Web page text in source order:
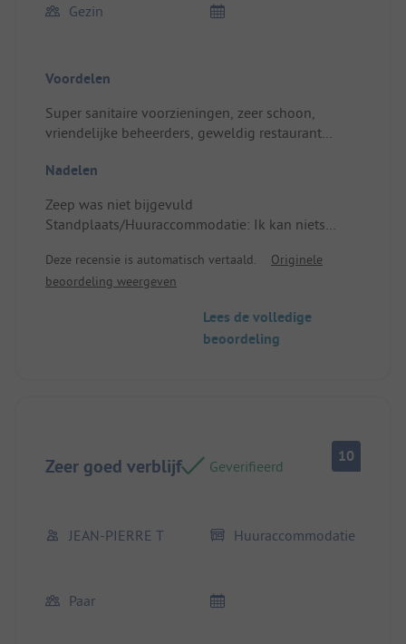
Gezin
Voordelen
Super sanitaire voorzieningen, zeer schoon,
vriendelijke beheerders, geweldig restaurant
de achterste ligging met eigen toegang, was mooi
Nadelen
Zeep was niet bijgevuld
Standplaats/Huuraccommodatie: Ik kan niets
Deze recensie is automatisch vertaald.
Originele
beoordeling weergeven
Lees de volledige
beoordeling
Zeer goed verblijf Geverifieerd
10
JEAN-PIERRE T Huuraccommodatie
Paar